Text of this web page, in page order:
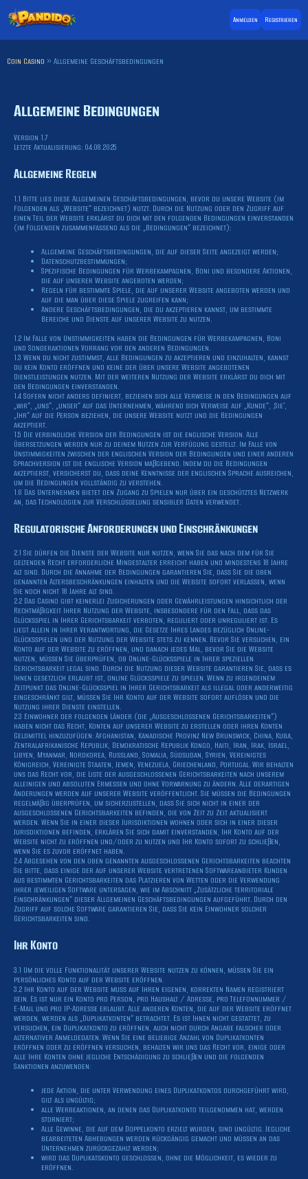
Anmelden Registrieren
Coin Casino » Allgemeine Geschäftsbedingungen
Allgemeine Bedingungen
Version 1.7
Letzte Aktualisierung: 04.08.2025
Allgemeine Regeln
1.1 Bitte lies diese Allgemeinen Geschäftsbedingungen, bevor du unsere Website (im
Folgenden als „Website“ bezeichnet) nutzt. Durch die Nutzung oder den Zugriff auf
einen Teil der Website erklärst du dich mit den folgenden Bedingungen einverstanden
(im Folgenden zusammenfassend als die „Bedingungen“ bezeichnet):
Allgemeine Geschäftsbedingungen, die auf dieser Seite angezeigt werden;
Datenschutzbestimmungen;
Spezifische Bedingungen für Werbekampagnen, Boni und besondere Aktionen,
die auf unserer Website angeboten werden;
Regeln für bestimmte Spiele, die auf unserer Website angeboten werden und
auf die man über diese Spiele zugreifen kann;
Andere Geschäftsbedingungen, die du akzeptieren kannst, um bestimmte
Bereiche und Dienste auf unserer Website zu nutzen.
1.2 Im Falle von Unstimmigkeiten haben die Bedingungen für Werbekampagnen, Boni
und Sonderaktionen Vorrang vor den anderen Bedingungen.
1.3 Wenn du nicht zustimmst, alle Bedingungen zu akzeptieren und einzuhalten, kannst
du kein Konto eröffnen und keine der über unsere Website angebotenen
Dienstleistungen nutzen. Mit der weiteren Nutzung der Website erklärst du dich mit
den Bedingungen einverstanden.
1.4 Sofern nicht anders definiert, beziehen sich alle Verweise in den Bedingungen auf
„wir“, „uns“, „unser“ auf das Unternehmen, während sich Verweise auf „Kunde“, ‚Sie‘,
„Ihr“ auf die Person beziehen, die unsere Website nutzt und die Bedingungen
akzeptiert.
1.5 Die verbindliche Version der Bedingungen ist die englische Version. Alle
Übersetzungen werden nur zu deinem Nutzen zur Verfügung gestellt. Im Falle von
Unstimmigkeiten zwischen der englischen Version der Bedingungen und einer anderen
Sprachversion ist die englische Version maßgebend. Indem du die Bedingungen
akzeptierst, versicherst du, dass deine Kenntnisse der englischen Sprache ausreichen,
um die Bedingungen vollständig zu verstehen.
1.6 Das Unternehmen bietet den Zugang zu Spielen nur über ein geschütztes Netzwerk
an, das Technologien zur Verschlüsselung sensibler Daten verwendet.
Regulatorische Anforderungen und Einschränkungen
2.1 Sie dürfen die Dienste der Website nur nutzen, wenn Sie das nach dem für Sie
geltenden Recht erforderliche Mindestalter erreicht haben und mindestens 18 Jahre
alt sind. Durch die Annahme der Bedingungen garantieren Sie, dass Sie die oben
genannten Altersbeschränkungen einhalten und die Website sofort verlassen, wenn
Sie noch nicht 18 Jahre alt sind.
2.2 Das Casino gibt keinerlei Zusicherungen oder Gewährleistungen hinsichtlich der
Rechtmäßigkeit Ihrer Nutzung der Website, insbesondere für den Fall, dass das
Glücksspiel in Ihrer Gerichtsbarkeit verboten, reguliert oder unreguliert ist. Es
liegt allein in Ihrer Verantwortung, die Gesetze Ihres Landes bezüglich Online-
Glücksspielen und der Nutzung der Website stets zu kennen. Bevor Sie versuchen, ein
Konto auf der Website zu eröffnen, und danach jedes Mal, bevor Sie die Website
nutzen, müssen Sie überprüfen, ob Online-Glücksspiele in Ihrer speziellen
Gerichtsbarkeit legal sind. Durch die Nutzung dieser Website garantieren Sie, dass es
Ihnen gesetzlich erlaubt ist, online Glücksspiele zu spielen. Wenn zu irgendeinem
Zeitpunkt das Online-Glücksspiel in Ihrer Gerichtsbarkeit als illegal oder anderweitig
eingeschränkt gilt, müssen Sie Ihr Konto auf der Website sofort auflösen und die
Nutzung ihrer Dienste einstellen.
2.3 Einwohner der folgenden Länder (die „Ausgeschlossenen Gerichtsbarkeiten“)
haben nicht das Recht, Konten auf unserer Website zu erstellen oder ihren Konten
Geldmittel hinzuzufügen: Afghanistan, Kanadische Provinz New Brunswick, China, Kuba,
Zentralafrikanische Republik, Demokratische Republik Kongo, Haiti, Iran, Irak, Israel,
Libyen, Myanmar, Nordkorea, Russland, Somalia, Südsudan, Syrien, Vereinigtes
Königreich, Vereinigte Staaten, Jemen, Venezuela, Griechenland, Portugal. Wir behalten
uns das Recht vor, die Liste der ausgeschlossenen Gerichtsbarkeiten nach unserem
alleinigen und absoluten Ermessen und ohne Vorwarnung zu ändern. Alle derartigen
Änderungen werden auf unserer Website veröffentlicht. Sie müssen die Bedingungen
regelmäßig überprüfen, um sicherzustellen, dass Sie sich nicht in einer der
ausgeschlossenen Gerichtsbarkeiten befinden, die von Zeit zu Zeit aktualisiert
werden. Wenn Sie in einer dieser Jurisdiktionen wohnen oder sich in einer dieser
Jurisdiktionen befinden, erklären Sie sich damit einverstanden, Ihr Konto auf der
Website nicht zu eröffnen und/oder zu nutzen und Ihr Konto sofort zu schließen,
wenn Sie es zuvor eröffnet haben.
2.4 Abgesehen von den oben genannten ausgeschlossenen Gerichtsbarkeiten beachten
Sie bitte, dass einige der auf unserer Website vertretenen Softwareanbieter Kunden
aus bestimmten Gerichtsbarkeiten das Platzieren von Wetten oder die Verwendung
ihrer jeweiligen Software untersagen, wie im Abschnitt „Zusätzliche territoriale
Einschränkungen“ dieser Allgemeinen Geschäftsbedingungen aufgeführt. Durch den
Zugriff auf solche Software garantieren Sie, dass Sie kein Einwohner solcher
Gerichtsbarkeiten sind.
Ihr Konto
3.1 Um die volle Funktionalität unserer Website nutzen zu können, müssen Sie ein
persönliches Konto auf der Website eröffnen.
3.2 Ihr Konto auf der Website muss auf Ihren eigenen, korrekten Namen registriert
sein. Es ist nur ein Konto pro Person, pro Haushalt / Adresse, pro Telefonnummer /
E-Mail und pro IP-Adresse erlaubt. Alle anderen Konten, die auf der Website eröffnet
werden, werden als „Duplikatkonten“ betrachtet. Es ist Ihnen nicht gestattet, zu
versuchen, ein Duplikatkonto zu eröffnen, auch nicht durch Angabe falscher oder
alternativer Anmeldedaten. Wenn Sie eine beliebige Anzahl von Duplikatkonten
eröffnen oder zu eröffnen versuchen, behalten wir uns das Recht vor, einige oder
alle Ihre Konten ohne jegliche Entschädigung zu schließen und die folgenden
Sanktionen anzuwenden:
jede Aktion, die unter Verwendung eines Duplikatkontos durchgeführt wird,
gilt als ungültig;
alle Werbeaktionen, an denen das Duplikatkonto teilgenommen hat, werden
storniert;
Alle Gewinne, die auf dem Doppelkonto erzielt wurden, sind ungültig. Jegliche
bearbeiteten Abhebungen werden rückgängig gemacht und müssen an das
Unternehmen zurückgezahlt werden;
wird das Duplikatskonto geschlossen, ohne die Möglichkeit, es wieder zu
eröffnen.